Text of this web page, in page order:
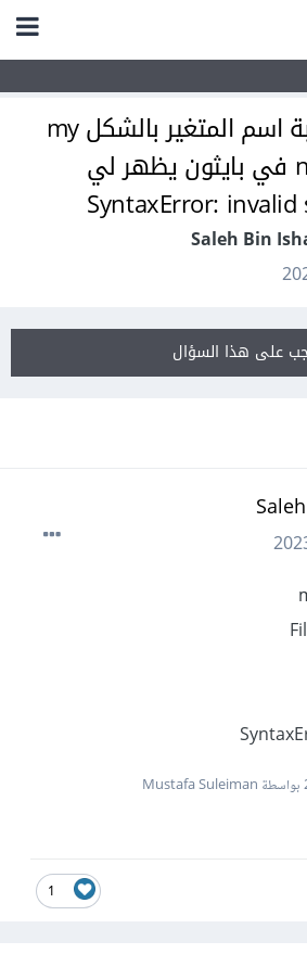
عند كتابة اسم المتغير بالشكل my
number في بايثون يظهر لي
على هذا السؤال
بواسطة Mustafa Suleiman
1